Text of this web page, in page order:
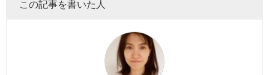
この記事を書いた人